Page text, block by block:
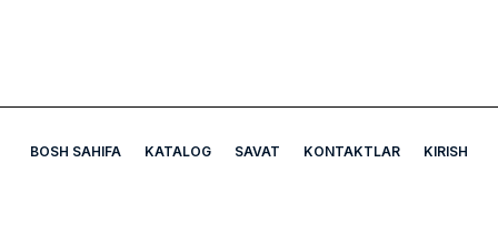
BOSH SAHIFA KATALOG SAVAT KONTAKTLAR KIRISH